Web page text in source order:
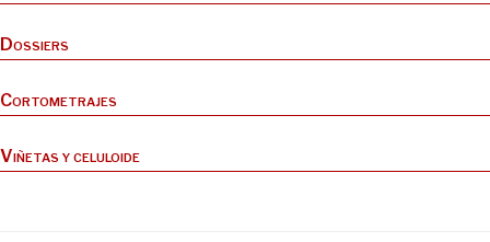
Dossiers
Cortometrajes
Viñetas y celuloide